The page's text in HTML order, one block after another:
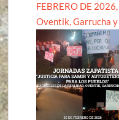
FEBRERO DE
Oventik, Garrucha